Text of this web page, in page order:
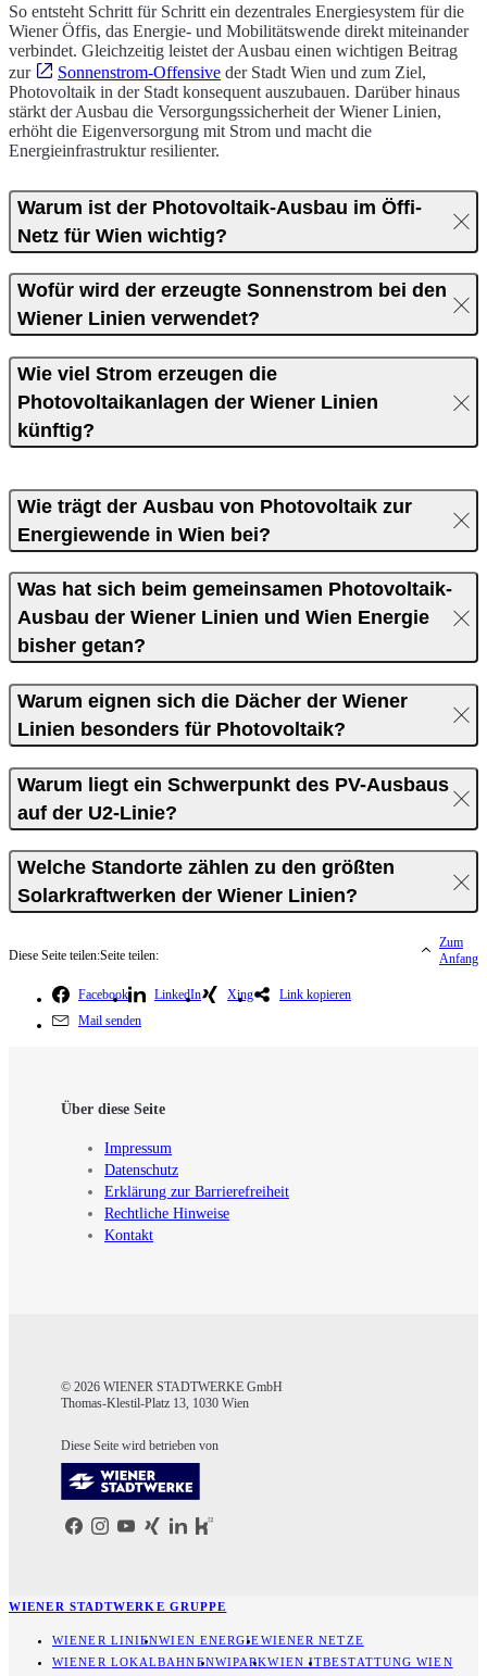
So entsteht Schritt für Schritt ein dezentrales Energiesystem für die
Wiener Öffis, das Energie- und Mobilitätswende direkt miteinander
verbindet. Gleichzeitig leistet der Ausbau einen wichtigen Beitrag
zur
Sonnenstrom-Offensive der Stadt Wien und zum Ziel,
Photovoltaik in der Stadt konsequent auszubauen. Darüber hinaus
stärkt der Ausbau die Versorgungssicherheit der Wiener Linien,
erhöht die Eigenversorgung mit Strom und macht die
Energieinfrastruktur resilienter.
Warum ist der Photovoltaik-Ausbau im Öffi-
Netz für Wien wichtig?
Wofür wird der erzeugte Sonnenstrom bei den
Wiener Linien verwendet?
Wie viel Strom erzeugen die
Photovoltaikanlagen der Wiener Linien
künftig?
Wie trägt der Ausbau von Photovoltaik zur
Energiewende in Wien bei?
Was hat sich beim gemeinsamen Photovoltaik-
Ausbau der Wiener Linien und Wien Energie
bisher getan?
Warum eignen sich die Dächer der Wiener
Linien besonders für Photovoltaik?
Warum liegt ein Schwerpunkt des PV-Ausbaus
auf der U2-Linie?
Welche Standorte zählen zu den größten
Solarkraftwerken der Wiener Linien?
Diese Seite teilen:Seite teilen:
Facebook LinkedIn Xing
Link kopieren
Mail senden
Zum
Anfang
Über diese Seite
Impressum
Datenschutz
Erklärung zur Barrierefreiheit
Rechtliche Hinweise
Kontakt
© 2026 WIENER STADTWERKE GmbH
Thomas-Klestil-Platz 13, 1030 Wien
Diese Seite wird betrieben von
WIENER STADTWERKE GRUPPE
WIENER LINIENWIEN ENERGIEWIENER NETZE
WIENER LOKALBAHNENWIPARKWIEN ITBESTATTUNG WIEN